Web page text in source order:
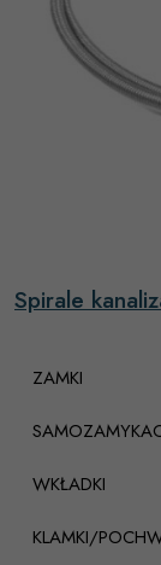
Spirale
ZAMKI
WKŁADKI
KLAMKI/